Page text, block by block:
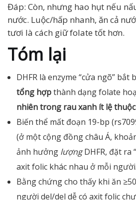
Đáp: Còn, nhưng hao hụt nếu
nước. Luộc/hấp nhanh, ăn cả
tươi là cách giữ folate tốt hơn.
Tóm lại
DHFR là enzyme “cửa ngõ” bắt
tổng hợpthành dạng folate
nhiên trong rau xanh ít lệ thuộc
Biến thể mất đoạn 19-bp
(ở một cộng đồng châu Á,
ảnh hưởng lượngDHFR, đặt ra
axit folic khác nhau ở mỗi người.
Bằng chứng cho thấy khi ăn
người del/del dễ có axit folic